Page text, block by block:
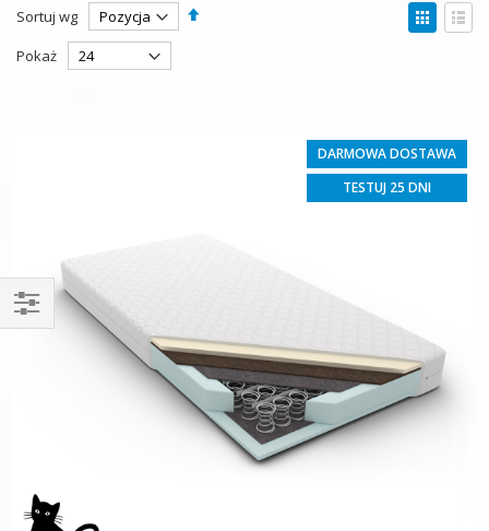
Sortuj wg
Ustaw
jako
Pokaż
DARMOWA DOSTAWA
TESTUJ 25 DNI
Filtruj